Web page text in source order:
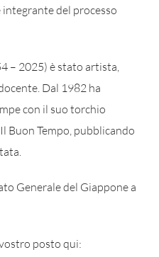
del processo
– 2025) è stato artista,
Dal 1982 ha
con il suo torchio
Buon Tempo, pubblicando
Generale del Giappone a
posto qui: